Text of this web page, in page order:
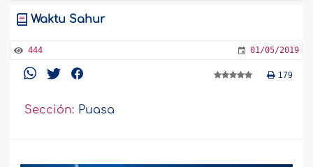
Waktu Sahur
444 01/05/2019
179
Sección: Puasa